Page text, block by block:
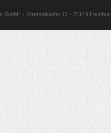
GmbH - Stremelkamp 11 - 21149